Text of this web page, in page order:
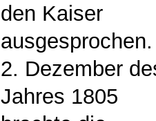
den Kaiser
2. Dezember
Jahres 1805